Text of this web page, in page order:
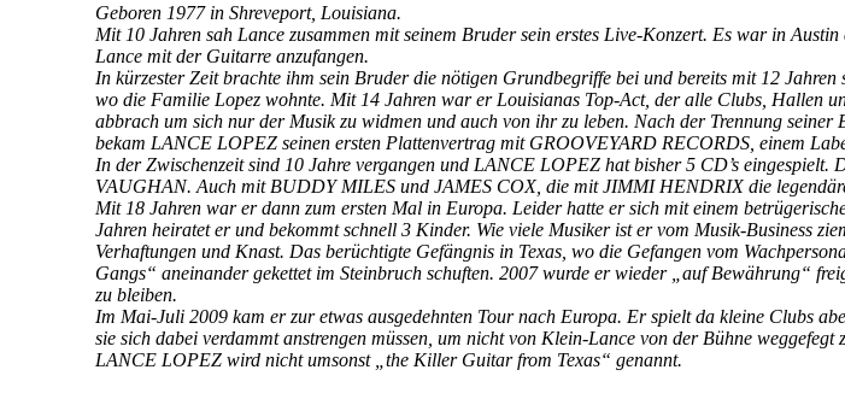
Geboren 1977 in Shreveport, Louisiana.
Mit 10 Jahren sah Lance zusammen mit seinem Bruder sein erstes Live-Konzert. Es war in
Lance mit der Guitarre anzufangen.
In kürzester Zeit brachte ihm sein Bruder die nötigen Grundbegriffe bei und bereits mit 12
wo die Familie Lopez wohnte. Mit 14 Jahren war er Louisianas Top-Act, der alle Clubs, Hallen
abbrach um sich nur der Musik zu widmen und auch von ihr zu leben. Nach der Trennung
bekam LANCE LOPEZ seinen ersten Plattenvertrag mit GROOVEYARD RECORDS, einem
In der Zwischenzeit sind 10 Jahre vergangen und LANCE LOPEZ hat bisher 5 CD’s
VAUGHAN. Auch mit BUDDY MILES und JAMES COX, die mit JIMMI HENDRIX die
Mit 18 Jahren war er dann zum ersten Mal in Europa. Leider hatte er sich mit einem
Jahren heiratet er und bekommt schnell 3 Kinder. Wie viele Musiker ist er vom Musik-Business
Verhaftungen und Knast. Das berüchtigte Gefängnis in Texas, wo die Gefangen vom
Gangs“ aneinander gekettet im Steinbruch schuften. 2007 wurde er wieder „auf Bewährung“
zu bleiben.
Im Mai-Juli 2009 kam er zur etwas ausgedehnten Tour nach Europa. Er spielt da kleine Clubs
sie sich dabei verdammt anstrengen müssen, um nicht von Klein-Lance von der Bühne weggefegt
LANCE LOPEZ wird nicht umsonst „the Killer Guitar from Texas“ genannt.